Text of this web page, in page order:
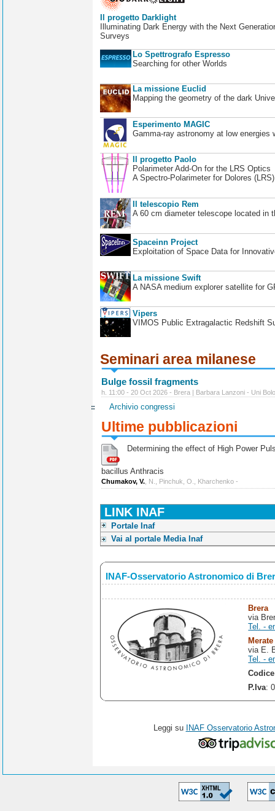
Il progetto Darklight
Illuminating Dark Energy with the Next
Surveys
Lo Spettrografo Espresso
Searching for other Worlds
La missione Euclid
Mapping the geometry of the dark
Esperimento MAGIC
Gamma-ray astronomy at low energies
Il progetto Paolo
Polarimeter Add-On for the LRS Optics
A Spectro-Polarimeter for Dolores
Il telescopio Rem
A 60 cm diameter telescope located in
Spaceinn Project
Exploitation of Space Data for
La missione Swift
A NASA medium explorer satellite for
Vipers
VIMOS Public Extragalactic Redshift
Seminari area milanese
Bulge fossil fragments
h. 11:00 - 20 Oct 2026 - Brera | Barbara Lanzoni - Uni
Archivio congressi
Ultime pubblicazioni
Determining the effect of High Power
bacillus Anthracis
Chumakov, V. , N., Pinchuk, O., Kharchenko -
LINK INAF
Portale Inaf
Vai al portale Media Inaf
INAF-Osservatorio Astronomico di
Brera
via
Tel. -
Merate
via E.
Tel. -
P.Iva:
Leggi su INAF Osservatorio